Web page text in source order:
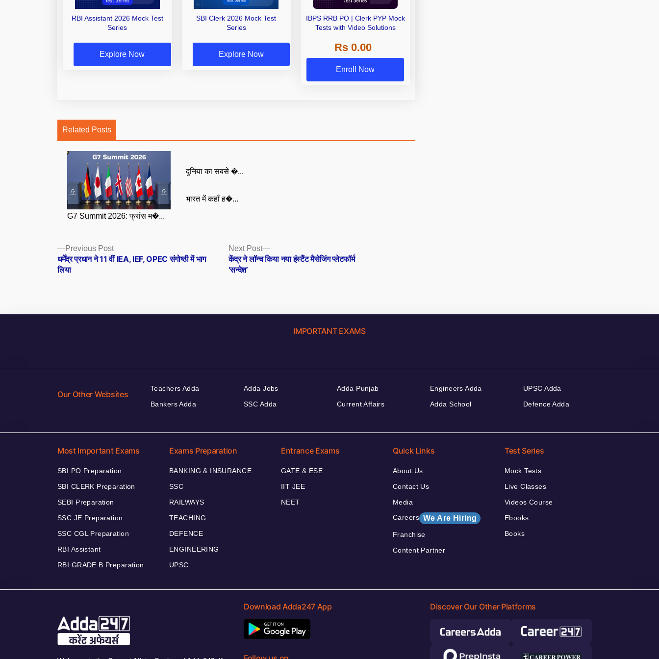
RBI Assistant 2026 Mock Test
Series
Explore Now
SBI Clerk 2026 Mock Test
Series
Explore Now
IBPS RRB PO | Clerk PYP Mock
Tests with Video Solutions
Rs 0.00
Enroll Now
Related Posts
G7 Summit 2026: फ्रांस म�...
दुनिया का सबसे �...
भारत में कहाँ ह�...
Posts
navigation
Previous PostPrevious
post:
धर्मेंद्र प्रधान ने 11 वीं IEA, IEF, OPEC संगोष्ठी में भाग
लिया
Next Post
Next
post:
केंद्र ने लॉन्च किया नया इंस्टैंट मैसेजिंग प्लेटफॉर्म
‘सन्देश’
IMPORTANT EXAMS
Our Other Websites
Teachers Adda
Bankers Adda
Adda Jobs
SSC Adda
Adda Punjab
Current Affairs
Engineers Adda
Adda School
UPSC Adda
Defence Adda
Most Important Exams
SBI PO Preparation
SBI CLERK Preparation
SEBI Preparation
SSC JE Preparation
SSC CGL Preparation
RBI Assistant
RBI GRADE B Preparation
Exams Preparation
BANKING & INSURANCE
SSC
RAILWAYS
TEACHING
DEFENCE
ENGINEERING
UPSC
Entrance Exams
GATE & ESE
IIT JEE
NEET
Quick Links
About Us
Contact Us
Media
Careers We Are Hiring
Franchise
Content Partner
Test Series
Mock Tests
Live Classes
Videos Course
Ebooks
Books
Download Adda247 App Discover Our Other Platforms